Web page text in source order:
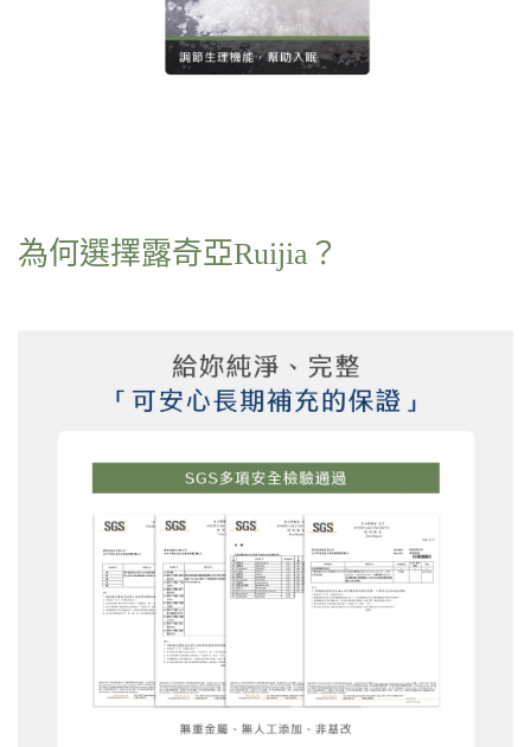
為何選擇露奇亞Ruijia？